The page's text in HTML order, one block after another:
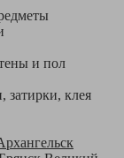
и пол
затирки, клея